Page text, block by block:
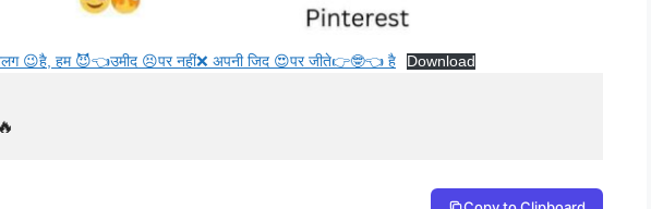
😉है, हम 😈👈उमीद 😣पर नहीं❌ अपनी जिद 😍पर जीते👉🤓👈 है Download